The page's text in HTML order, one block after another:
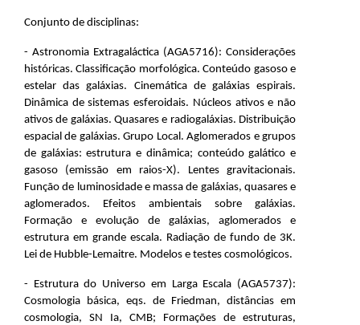
Conjunto de disciplinas:
- Astronomia Extragaláctica (AGA5716): Considerações
históricas. Classificação morfológica. Conteúdo gasoso e
estelar das galáxias. Cinemática de galáxias espirais.
Dinâmica de sistemas esferoidais. Núcleos ativos e não
ativos de galáxias. Quasares e radiogaláxias. Distribuição
espacial de galáxias. Grupo Local. Aglomerados e grupos
de galáxias: estrutura e dinâmica; conteúdo galático e
gasoso (emissão em raios-X). Lentes gravitacionais.
Função de luminosidade e massa de galáxias, quasares e
aglomerados. Efeitos ambientais sobre galáxias.
Formação e evolução de galáxias, aglomerados e
estrutura em grande escala. Radiação de fundo de 3K.
Lei de Hubble-Lemaitre. Modelos e testes cosmológicos.
- Estrutura do Universo em Larga Escala (AGA5737):
Cosmologia básica, eqs. de Friedman, distâncias em
cosmologia, SN Ia, CMB; Formações de estruturas,